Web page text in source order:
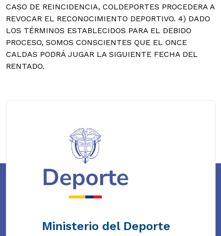
CASO DE REINCIDENCIA, COLDEPORTES PROCEDERA A
REVOCAR EL RECONOCIMIENTO DEPORTIVO. 4) DADO
LOS TÉRMINOS ESTABLECIDOS PARA EL DEBIDO
PROCESO, SOMOS CONSCIENTES QUE EL ONCE
CALDAS PODRÁ JUGAR LA SIGUIENTE FECHA DEL
RENTADO.
Ministerio del Deporte